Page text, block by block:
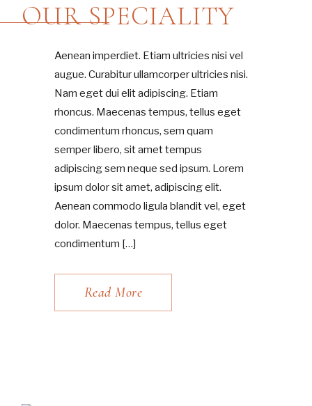
OUR SPECIALITY
Aenean imperdiet. Etiam ultricies nisi vel
augue. Curabitur ullamcorper ultricies nisi.
Nam eget dui elit adipiscing. Etiam
rhoncus. Maecenas tempus, tellus eget
condimentum rhoncus, sem quam
semper libero, sit amet tempus
adipiscing sem neque sed ipsum. Lorem
ipsum dolor sit amet, adipiscing elit.
Aenean commodo ligula blandit vel, eget
dolor. Maecenas tempus, tellus eget
condimentum […]
Read More